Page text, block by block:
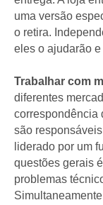
uma versão
o retira.
eles o ajudarão
Trabalhar com
diferentes
correspondência
são
liderado por um
questões gerais
problemas